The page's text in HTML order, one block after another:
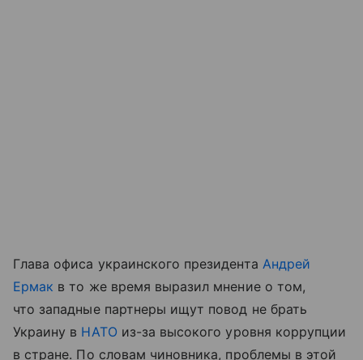
Глава офиса украинского президента Андрей
Ермак в то же время выразил мнение о том,
что западные партнеры ищут повод не брать
Украину в НАТО из-за высокого уровня коррупции
в стране. По словам чиновника, проблемы в этой